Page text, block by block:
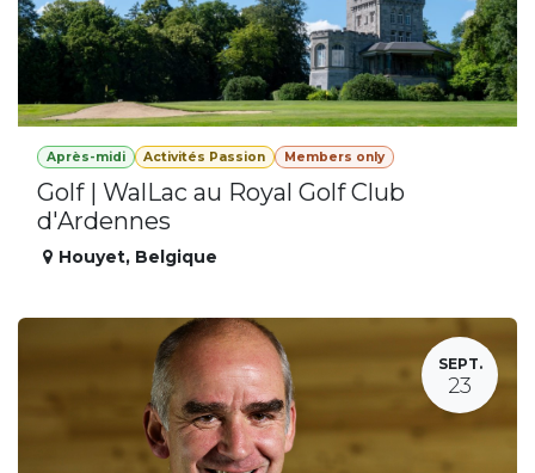
Après-midi Activités Passion Members only
Golf | WalLac au Royal Golf Club
d'Ardennes
Houyet, Belgique
SEPT.
23